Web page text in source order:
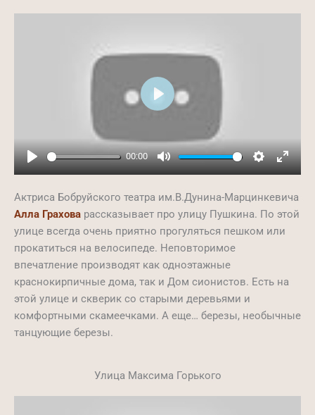
Play
00:00
Mute Settings
Play
Актриса Бобруйского театра им.В.Дунина-Марцинкевича
Алла Грахова рассказывает про улицу Пушкина. По этой
улице всегда очень приятно прогуляться пешком или
прокатиться на велосипеде. Неповторимое
впечатление производят как одноэтажные
краснокирпичные дома, так и Дом сионистов. Есть на
этой улице и скверик со старыми деревьями и
комфортными скамеечками. А еще… березы, необычные
танцующие березы.
Улица Максима Горького